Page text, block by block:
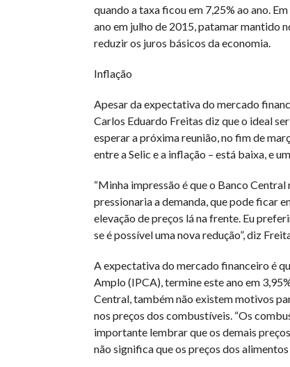
quando a taxa ficou em 7,25% ao ano.
ano em julho de 2015, patamar mantido
reduzir os juros básicos da economia.
Inflação
Apesar da expectativa do mercado
Carlos Eduardo Freitas diz que o ideal
esperar a próxima reunião, no fim de
entre a Selic e a inflação – está baixa, e
“Minha impressão é que o Banco
pressionaria a demanda, que pode ficar
elevação de preços lá na frente. Eu
se é possível uma nova redução”, diz
A expectativa do mercado financeiro é
Amplo (IPCA), termine este ano em
Central, também não existem motivos
nos preços dos combustíveis. “Os
importante lembrar que os demais
não significa que os preços dos